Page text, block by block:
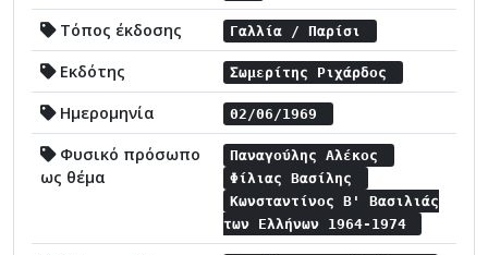
Τόπος έκδοσης Γαλλία / Παρίσι
Εκδότης Σωμερίτης Ριχάρδος
Ημερομηνία 02/06/1969
Φυσικό πρόσωπο
ως θέμα
Παναγούλης Αλέκος
Φίλιας Βασίλης
Κωνσταντίνος Β' Βασιλιάς
των Ελλήνων 1964-1974